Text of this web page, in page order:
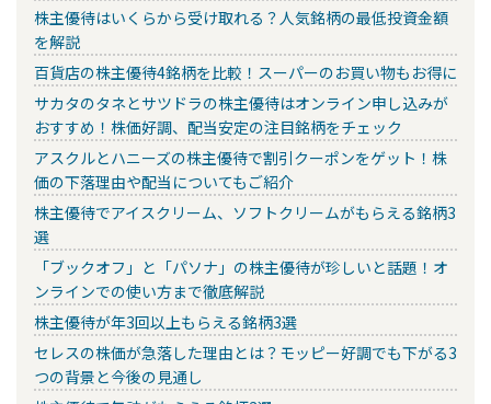
株主優待はいくらから受け取れる？人気銘柄の最低投資金額
を解説
百貨店の株主優待4銘柄を比較！スーパーのお買い物もお得に
サカタのタネとサツドラの株主優待はオンライン申し込みが
おすすめ！株価好調、配当安定の注目銘柄をチェック
アスクルとハニーズの株主優待で割引クーポンをゲット！株
価の下落理由や配当についてもご紹介
株主優待でアイスクリーム、ソフトクリームがもらえる銘柄3
選
「ブックオフ」と「パソナ」の株主優待が珍しいと話題！オ
ンラインでの使い方まで徹底解説
株主優待が年3回以上もらえる銘柄3選
セレスの株価が急落した理由とは？モッピー好調でも下がる3
つの背景と今後の見通し